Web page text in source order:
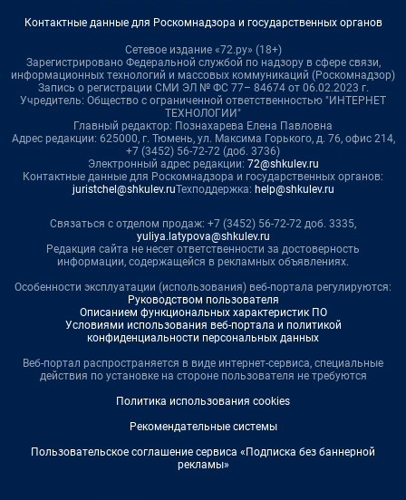
Контактные данные для Роскомнадзора и государственных органов
Сетевое издание «72.ру» (18+)
Зарегистрировано Федеральной службой по надзору в сфере связи,
информационных технологий и массовых коммуникаций (Роскомнадзор)
Запись о регистрации СМИ ЭЛ № ФС 77– 84674 от 06.02.2023 г.
Учредитель: Общество с ограниченной ответственностью "ИНТЕРНЕТ
ТЕХНОЛОГИИ"
Главный редактор: Познахарева Елена Павловна
Адрес редакции: 625000, г. Тюмень, ул. Максима Горького, д. 76, офис 214,
+7 (3452) 56-72-72 (доб. 3736)
Электронный адрес редакции: 72@shkulev.ru
Контактные данные для Роскомнадзора и государственных органов:
juristchel@shkulev.ruТехподдержка: help@shkulev.ru
Связаться с отделом продаж: +7 (3452) 56-72-72 доб. 3335,
yuliya.latypova@shkulev.ru
Редакция сайта не несет ответственности за достоверность
информации, содержащейся в рекламных объявлениях.
Особенности эксплуатации (использования) веб-портала регулируются:
Руководством пользователя
Описанием функциональных характеристик ПО
Условиями использования веб-портала и политикой
конфиденциальности персональных данных
Веб-портал распространяется в виде интернет-сервиса, специальные
действия по установке на стороне пользователя не требуются
Политика использования cookies
Рекомендательные системы
Пользовательское соглашение сервиса «Подписка без баннерной
рекламы»